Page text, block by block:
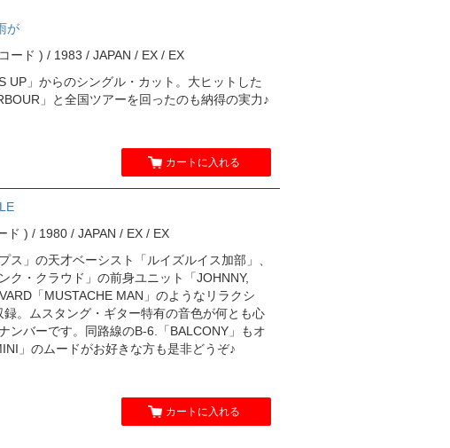
が
ード ) / 1983 / JAPAN / EX / EX
UP」からのシングル・カット。大ヒットした
」と全国ツアーを回ったのも納得の実力♪
カートに入れる
ド ) / 1980 / JAPAN / EX / EX
ス」の天才ベーシスト「ルイズルイス加部」、
ク・クラウド」の前身ユニット「JOHNNY,
「MUSTACHE MAN」のようなリラクシ
。ムスタング・ギター特有の音色が何とも心
ンバーです。同路線のB-6.「BALCONY」もオ
」のムードがお好きな方も是非どうぞ♪
カートに入れる